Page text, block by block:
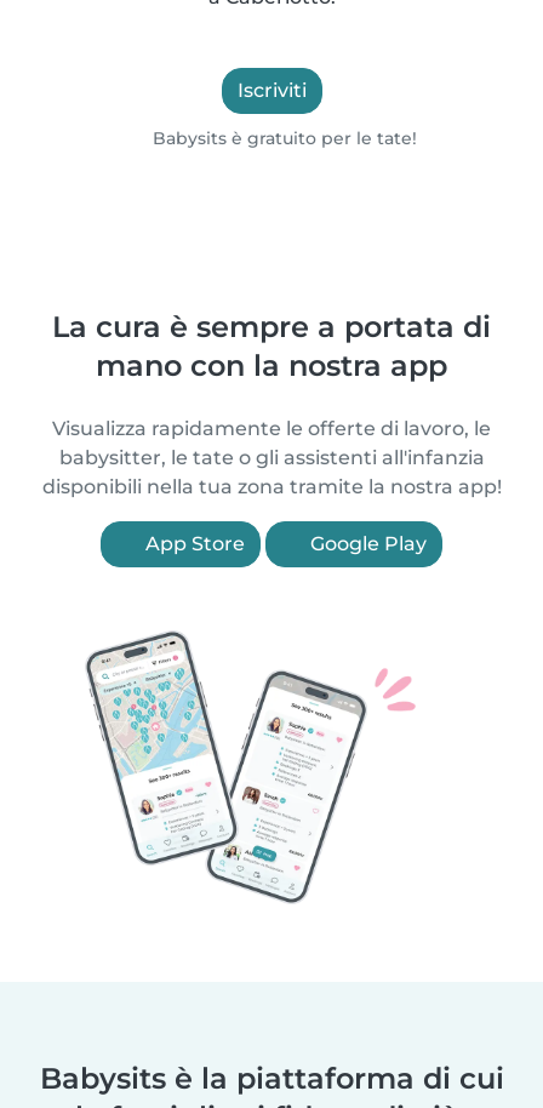
Iscriviti
Babysits è gratuito per le tate!
La cura è sempre a portata di
mano con la nostra app
Visualizza rapidamente le offerte di lavoro, le
babysitter, le tate o gli assistenti all'infanzia
disponibili nella tua zona tramite la nostra app!
App Store Google Play
Babysits è la piattaforma di cui